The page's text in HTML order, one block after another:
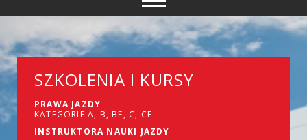
SZKOLENIA I KURSY
PRAWA JAZDY
KATEGORIE A, B, BE, C, CE
INSTRUKTORA NAUKI JAZDY